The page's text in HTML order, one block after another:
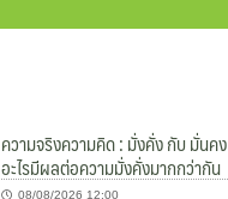
ความจริงความคิด : มั่งคั่ง กับ มั่นคง
อะไรมีผลต่อความมั่งคั่งมากกว่ากัน
08/08/2026 12:00